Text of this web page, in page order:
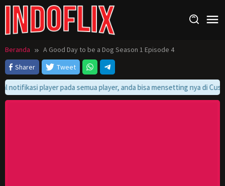
Loncat
konten
Beranda
A Good Day to be a Dog Season 1 Episode 4
Sharer
Tweet
notifikasi player pada semua player, anda bisa mensetting nya di